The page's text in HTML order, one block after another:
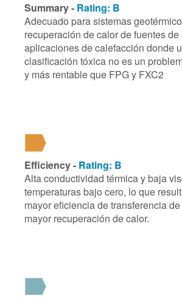
Summary - Rating: B
Adecuado para sistemas
recuperación de calor de fuentes
aplicaciones de calefacción donde
clasificación tóxica no es un
y más rentable que FPG y FXC2
Efficiency - Rating: B
Alta conductividad térmica y baja
temperaturas bajo cero, lo que
mayor eficiencia de transferencia
mayor recuperación de calor.